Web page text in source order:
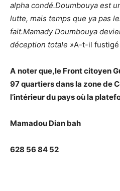
alpha condé.Doumbouya est
lutte, mais temps que ya pas
fait.Mamady Doumbouya
déception totale »A-t-il fustigé
A noter que,le Front citoyen
97 quartiers dans la zone de
l’intérieur du pays où la
Mamadou Dian bah
628 56 84 52